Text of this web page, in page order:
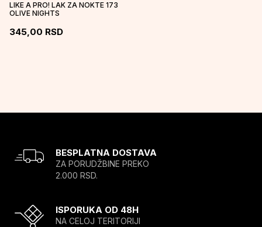
LIKE A PRO! LAK ZA NOKTE 173
OLIVE NIGHTS
345,00 RSD
BESPLATNA DOSTAVA
ZA PORUDŽBINE PREKO
2.000 RSD.
ISPORUKA OD 48H
NA CELOJ TERITORIJI